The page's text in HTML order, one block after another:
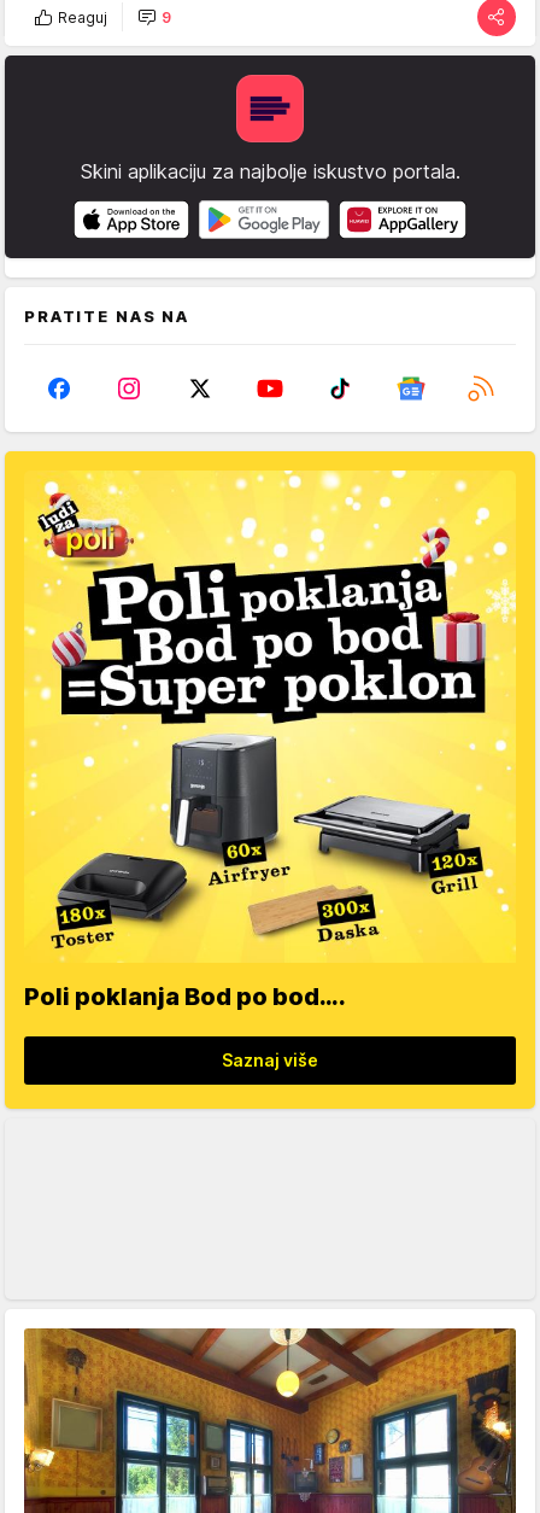
Reaguj 9
Skini aplikaciju za najbolje iskustvo portala.
PRATITE NAS NA
Poli poklanja Bod po bod….
Saznaj više